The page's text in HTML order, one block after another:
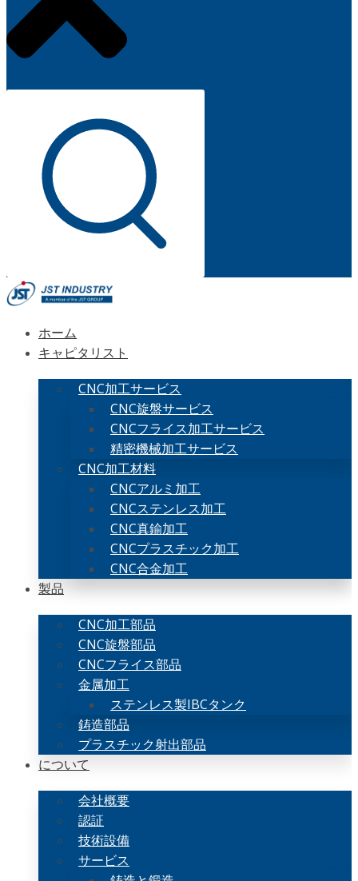
ホーム
キャピタリスト
CNC加工サービス
CNC旋盤サービス
CNCフライス加工サービス
精密機械加工サービス
CNC加工材料
CNCアルミ加工
CNCステンレス加工
CNC真鍮加工
CNCプラスチック加工
CNC合金加工
製品
CNC加工部品
CNC旋盤部品
CNCフライス部品
金属加工
ステンレス製IBCタンク
鋳造部品
プラスチック射出部品
について
会社概要
認証
技術設備
サービス